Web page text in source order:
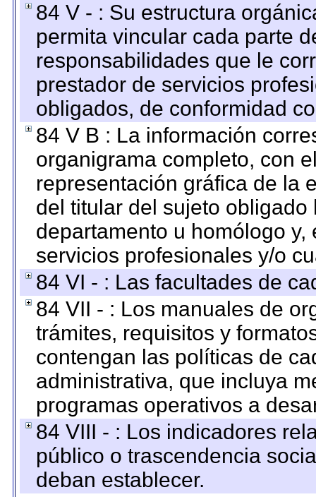
84 V - : Su estructura
permita vincular cada parte
responsabilidades que le
prestador de servicios
obligados, de conformidad
84 V B : La información
organigrama completo, con
representación gráfica de la
del titular del sujeto
departamento u homólogo
servicios profesionales y/o
84 VI - : Las facultades de
84 VII - : Los manuales de
trámites, requisitos y
contengan las políticas de
administrativa, que incluya
programas operativos a
84 VIII - : Los indicadores
público o trascendencia
deban establecer.